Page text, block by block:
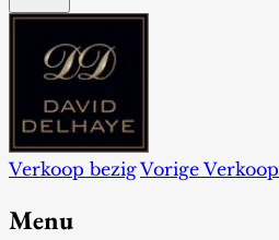
Verkoop bezigVorige Verkoop
Menu